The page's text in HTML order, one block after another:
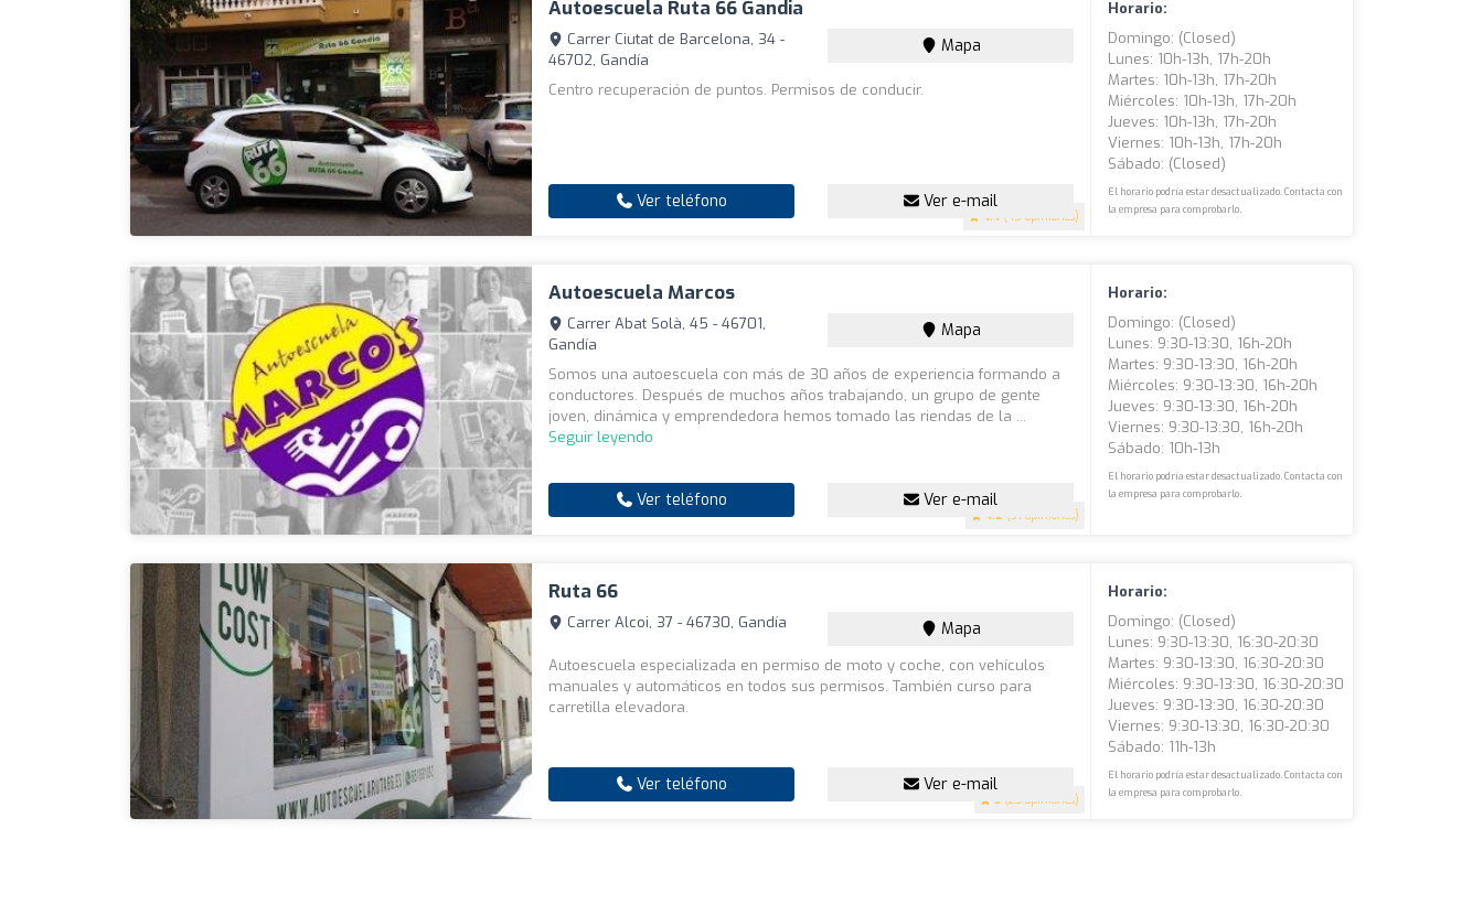
Autoescuela Ruta 66 Gandia
4.4 (45 opiniones)
Carrer Ciutat de Barcelona, 34 -
46702, Gandía
Mapa
Centro recuperación de puntos. Permisos de conducir.
Ver teléfono Ver e-mail
Horario:
Domingo: (closed)
Lunes: 10h-13h, 17h-20h
Martes: 10h-13h, 17h-20h
Miércoles: 10h-13h, 17h-20h
Jueves: 10h-13h, 17h-20h
Viernes: 10h-13h, 17h-20h
Sábado: (closed)
El horario podría estar desactualizado. Contacta con
la empresa para comprobarlo.
Autoescuela Marcos
4.2 (31 opiniones)
Carrer Abat Solà, 45 - 46701,
Gandía
Mapa
Somos una autoescuela con más de 30 años de experiencia formando a
conductores. Después de muchos años trabajando, un grupo de gente
joven, dinámica y emprendedora hemos tomado las riendas de la ...
Seguir leyendo
Ver teléfono Ver e-mail
Horario:
Domingo: (closed)
Lunes: 9:30-13:30, 16h-20h
Martes: 9:30-13:30, 16h-20h
Miércoles: 9:30-13:30, 16h-20h
Jueves: 9:30-13:30, 16h-20h
Viernes: 9:30-13:30, 16h-20h
Sábado: 10h-13h
El horario podría estar desactualizado. Contacta con
la empresa para comprobarlo.
Ruta 66
5 (23 opiniones)
Carrer Alcoi, 37 - 46730, Gandía Mapa
Autoescuela especializada en permiso de moto y coche, con vehículos
manuales y automáticos en todos sus permisos. También curso para
carretilla elevadora.
Ver teléfono Ver e-mail
Horario:
Domingo: (closed)
Lunes: 9:30-13:30, 16:30-20:30
Martes: 9:30-13:30, 16:30-20:30
Miércoles: 9:30-13:30, 16:30-20:30
Jueves: 9:30-13:30, 16:30-20:30
Viernes: 9:30-13:30, 16:30-20:30
Sábado: 11h-13h
El horario podría estar desactualizado. Contacta con
la empresa para comprobarlo.